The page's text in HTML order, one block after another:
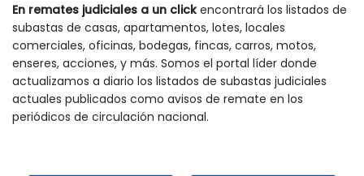
En remates judiciales a un clickencontrará los listados de
subastas de casas, apartamentos, lotes, locales
comerciales, oficinas, bodegas, fincas, carros, motos,
enseres, acciones, y más. Somos el portal líder donde
actualizamos a diario los listados de subastas judiciales
actuales publicados como avisos de remate en los
periódicos de circulación nacional.